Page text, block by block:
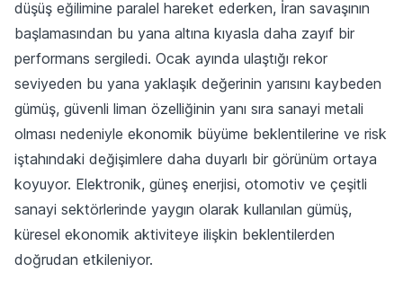
düşüş eğilimine paralel hareket ederken, İran savaşının
başlamasından bu yana altına kıyasla daha zayıf bir
performans sergiledi. Ocak ayında ulaştığı rekor
seviyeden bu yana yaklaşık değerinin yarısını kaybeden
gümüş, güvenli liman özelliğinin yanı sıra sanayi metali
olması nedeniyle ekonomik büyüme beklentilerine ve risk
iştahındaki değişimlere daha duyarlı bir görünüm ortaya
koyuyor. Elektronik, güneş enerjisi, otomotiv ve çeşitli
sanayi sektörlerinde yaygın olarak kullanılan gümüş,
küresel ekonomik aktiviteye ilişkin beklentilerden
doğrudan etkileniyor.